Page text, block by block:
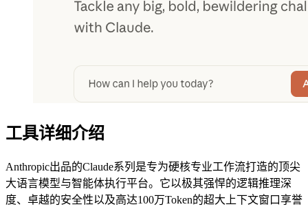
工具详细介绍
Anthropic出品的Claude系列是专为硬核专业工作流打造的顶尖
大语言模型与智能体执行平台。它以极其强悍的逻辑推理深
度、卓越的安全性以及高达100万Token的超大上下文窗口享誉